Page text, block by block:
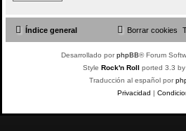
Índice general Borrar cookies
Desarrollado porphpBB® Forum
Style Rock'n Roll ported 3.3 by
Traducción al español por
Privacidad |